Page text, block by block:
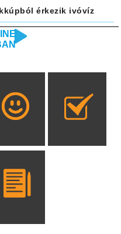
érkezik ivóvíz